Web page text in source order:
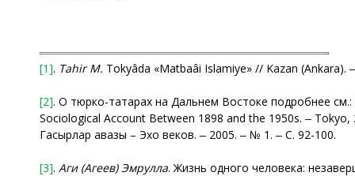
[1]. Tahir M. Tokyâda «Matbaâi Islamiye» // Kazan
[2]. О тюрко-татарах на Дальнем Востоке подробнее см.:
Sociological Account Between 1898 and the 1950s. ‒ Tokyo,
Гасырлар авазы – Эхо веков. ‒ 2005. ‒ № 1. ‒ С. 92-100.
[3]. Аги(Агеев)Эмрулла. Жизнь одного человека: